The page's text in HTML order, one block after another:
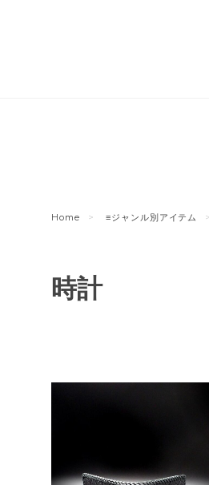
Home ≡ジャンル別アイテム
時計